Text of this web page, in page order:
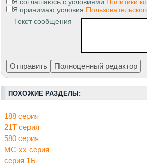
Я принимаю условия
Текст сообщения
ПОХОЖИЕ РАЗДЕЛЫ:
188 серия
21Т серия
580 серия
МС-хх серия
серия 1Б-